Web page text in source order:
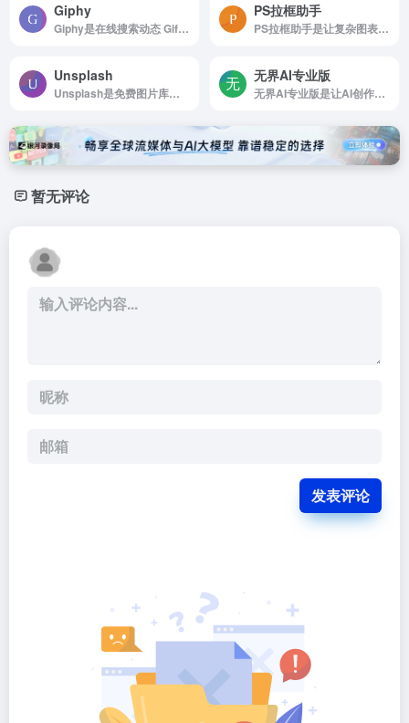
Giphy
Giphy是在线搜索动态 Gif 图片资源的网站
PS拉框助手
PS拉框助手是让复杂图表设计变得简单快捷
Unsplash
Unsplash是免费图片库，适合任何项目使用，无版权限制
无界AI专业版
无界AI专业版是让AI创作变得简单
暂无评论
发表评论